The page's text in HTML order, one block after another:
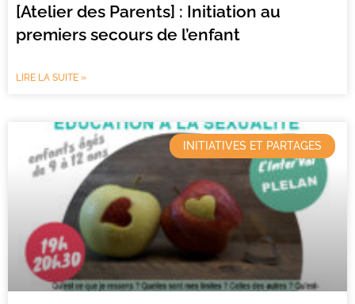
[Atelier des Parents] : Initiation au
premiers secours de l’enfant
LIRE LA SUITE »
INITIATIVES ET PARTAGES